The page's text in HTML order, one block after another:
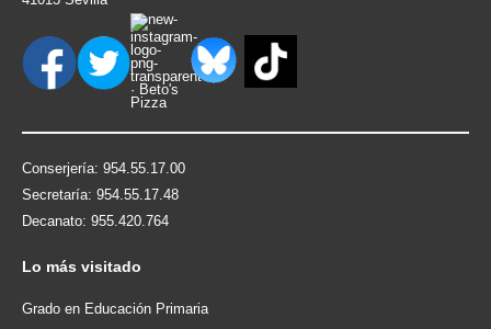
Conserjería: 954.55.17.00
Secretaría: 954.55.17.48
Decanato: 955.420.764
Lo más visitado
Grado en Educación Primaria